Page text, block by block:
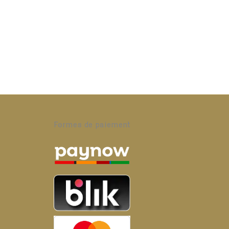
Formes de paiement